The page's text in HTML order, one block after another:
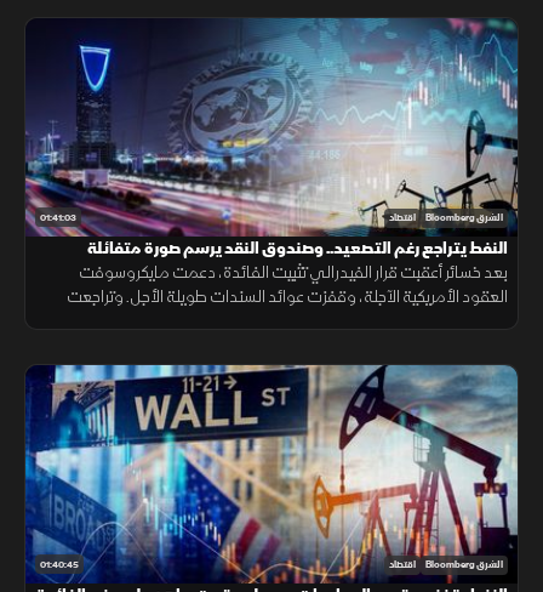
01:41:03 الشرق Bloomberg اقتصاد
النفط يتراجع رغم التصعيد.. وصندوق النقد يرسم صورة متفائلة
للسعودية
بعد خسائر أعقبت قرار الفيدرالي تثبيت الفائدة، دعمت مايكروسوفت
العقود الأمريكية الآجلة، وقفزت عوائد السندات طويلة الأجل. وتراجعت
01:40:45 الشرق Bloomberg اقتصاد